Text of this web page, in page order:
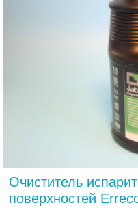
Очиститель
поверхностей